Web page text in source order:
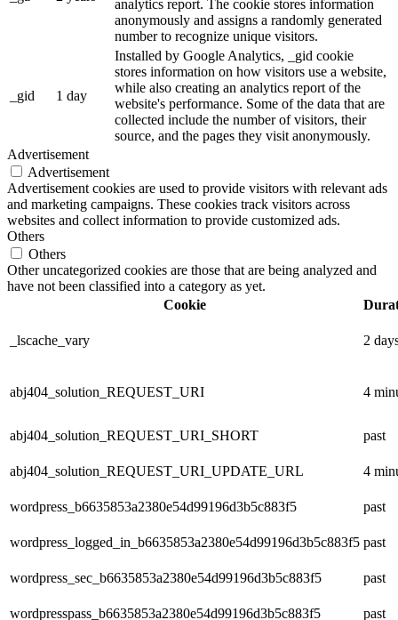
analytics report. The cookie stores information
anonymously and assigns a randomly generated
number to recognize unique visitors.
_gid 1 day
Installed by Google Analytics, _gid cookie
stores information on how visitors use a website,
while also creating an analytics report of the
website's performance. Some of the data that are
collected include the number of visitors, their
source, and the pages they visit anonymously.
Advertisement
Advertisement
Advertisement cookies are used to provide visitors with relevant ads
and marketing campaigns. These cookies track visitors across
websites and collect information to provide customized ads.
Others
Others
Other uncategorized cookies are those that are being analyzed and
have not been classified into a category as yet.
Cookie
_lscache_vary 2
abj404_solution_REQUEST_URI 4
abj404_solution_REQUEST_URI_SHORT past
abj404_solution_REQUEST_URI_UPDATE_URL 4
wordpress_b6635853a2380e54d99196d3b5c883f5 past
wordpress_logged_in_b6635853a2380e54d99196d3b5c883f5 past
wordpress_sec_b6635853a2380e54d99196d3b5c883f5 past
wordpresspass_b6635853a2380e54d99196d3b5c883f5 past